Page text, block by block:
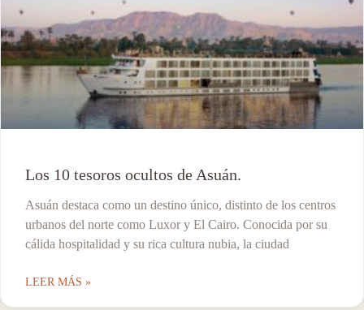
Los 10 tesoros ocultos de Asuán.
Asuán destaca como un destino único, distinto de los centros
urbanos del norte como Luxor y El Cairo. Conocida por su
cálida hospitalidad y su rica cultura nubia, la ciudad
LEER MÁS »